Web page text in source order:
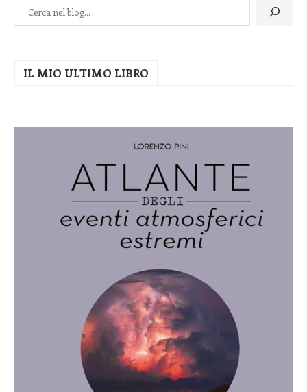
IL MIO ULTIMO LIBRO